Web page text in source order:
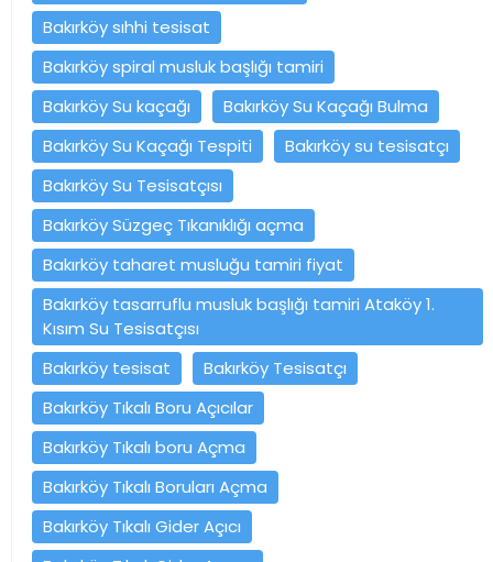
Bakırköy sıhhi tesisat
Bakırköy spiral musluk başlığı tamiri
Bakırköy Su kaçağı
Bakırköy Su Kaçağı Bulma
Bakırköy Su Kaçağı Tespiti
Bakırköy su tesisatçı
Bakırköy Su Tesisatçısı
Bakırköy Süzgeç Tıkanıklığı açma
Bakırköy taharet musluğu tamiri fiyat
Bakırköy tasarruflu musluk başlığı tamiri Ataköy 1.
Kısım Su Tesisatçısı
Bakırköy tesisat
Bakırköy Tesisatçı
Bakırköy Tıkalı Boru Açıcılar
Bakırköy Tıkalı boru Açma
Bakırköy Tıkalı Boruları Açma
Bakırköy Tıkalı Gider Açıcı